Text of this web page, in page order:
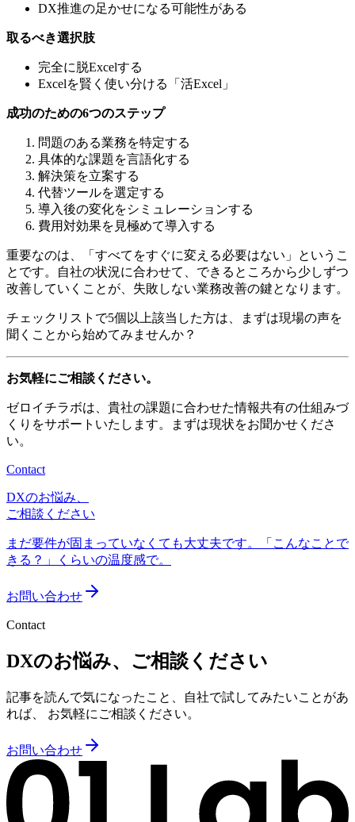
DX推進の足かせになる可能性がある
取るべき選択肢
完全に脱Excelする
Excelを賢く使い分ける「活Excel」
成功のための6つのステップ
問題のある業務を特定する
具体的な課題を言語化する
解決策を立案する
代替ツールを選定する
導入後の変化をシミュレーションする
費用対効果を見極めて導入する
重要なのは、「すべてをすぐに変える必要はない」というこ
とです。自社の状況に合わせて、できるところから少しずつ
改善していくことが、失敗しない業務改善の鍵となります。
チェックリストで5個以上該当した方は、まずは現場の声を
聞くことから始めてみませんか？
お気軽にご相談ください。
ゼロイチラボは、貴社の課題に合わせた情報共有の仕組みづ
くりをサポートいたします。まずは現状をお聞かせくださ
い。
Contact
DXのお悩み、
ご相談ください
まだ要件が固まっていなくても大丈夫です。「こんなことで
きる？」くらいの温度感で。
お問い合わせ
Contact
DXのお悩み、ご相談ください
記事を読んで気になったこと、自社で試してみたいことがあ
れば、 お気軽にご相談ください。
お問い合わせ